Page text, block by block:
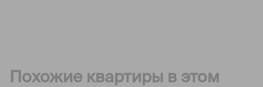
Похожие квартиры в этом